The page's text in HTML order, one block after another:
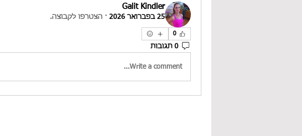
Galit Kindler
25 בפברואר 2026 · הצטרפו לקבוצה.
0
0 תגובות
Write a comment...